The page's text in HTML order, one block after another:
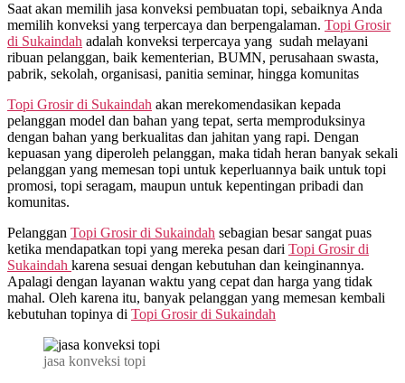
Saat akan memilih jasa konveksi pembuatan topi, sebaiknya Anda
memilih konveksi yang terpercaya dan berpengalaman. Topi Grosir
di Sukaindah adalah konveksi terpercaya yang sudah melayani
ribuan pelanggan, baik kementerian, BUMN, perusahaan swasta,
pabrik, sekolah, organisasi, panitia seminar, hingga komunitas
Topi Grosir di Sukaindah akan merekomendasikan kepada
pelanggan model dan bahan yang tepat, serta memproduksinya
dengan bahan yang berkualitas dan jahitan yang rapi. Dengan
kepuasan yang diperoleh pelanggan, maka tidah heran banyak sekali
pelanggan yang memesan topi untuk keperluannya baik untuk topi
promosi, topi seragam, maupun untuk kepentingan pribadi dan
komunitas.
Pelanggan Topi Grosir di Sukaindah sebagian besar sangat puas
ketika mendapatkan topi yang mereka pesan dari Topi Grosir di
Sukaindah karena sesuai dengan kebutuhan dan keinginannya.
Apalagi dengan layanan waktu yang cepat dan harga yang tidak
mahal. Oleh karena itu, banyak pelanggan yang memesan kembali
kebutuhan topinya di Topi Grosir di Sukaindah
jasa konveksi topi